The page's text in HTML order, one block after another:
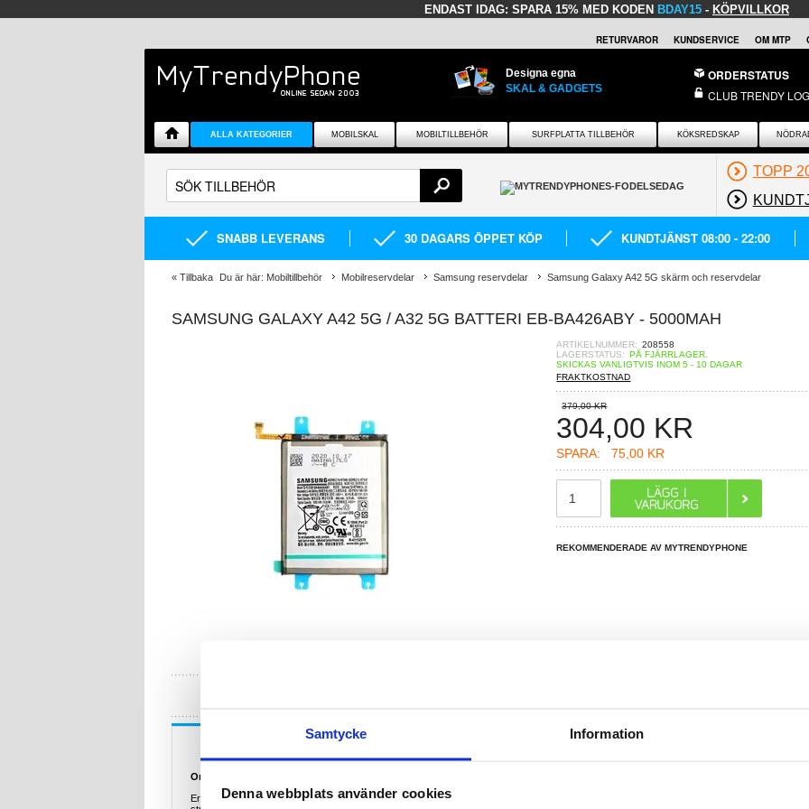
Samtycke Information
Denna webbplats använder cookies
ENDAST IDAG: SPARA 15% MED KODEN BDAY15 - KÖPVILLKOR
RETURVAROR KUNDSERVICE OM MTP
Designa egna
SKAL & GADGETS
ORDERSTATUS
CLUB TRENDY
ALLA KATEGORIER MOBILSKAL MOBILTILLBEHÖR SURFPLATTA TILLBEHÖR KÖKSREDSKAP
TOPP
SNABB LEVERANS 30 DAGARS ÖPPET KÖP KUNDTJÄNST 08:00 - 22:00
« Tillbaka Du är här: Mobiltillbehör Mobilreservdelar Samsung reservdelar Samsung Galaxy A42 5G skärm och reservdelar
SAMSUNG GALAXY A42 5G / A32 5G BATTERI EB-BA426ABY - 5000MAH
ARTIKELNUMMER: 208558
LAGERSTATUS: PÅ FJÄRRLAGER.
SKICKAS VANLIGTVIS INOM 5 - 10 DAGAR
FRAKTKOSTNAD
379,00 KR
304,00 KR
SPARA: 75,00 KR
REKOMMENDERADE AV MYTRENDYPHONE
Originalt Samsung Galaxy A42 5G, Galaxy A32 5G Batteri EB-BA426ABY - 5000mAh - Li-Po - 3.86V
Ersätt det gamla batteriet och utrusta din Samsung Galaxy A42 5G, Galaxy A32 5G med ett nytt originalbatteri som kommer ge nödvändig